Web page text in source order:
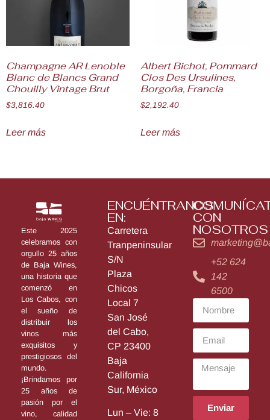
Champagne AR Lenoble
Blanc de Blancs Grand
Chouilly Vintage Brut
$3,816.40
Leer más
Albert Bichot, Pommard
Clos Des Ursulines,
Borgoña, Francia
$2,192.40
Leer más
Este 2025
celebramos con
orgullo 25 años
de Baja Wines,
una historia que
comenzó en
Los Cabos, con
el sueño de
distribuir los
vinos más
exquisitos y
prestigiosos del
mundo.
¡Brindamos por
25 años de
pasión por el
vino, calidad
ENCUÉNTRANOS
EN:
Carretera
Tranpeninsular
S/N
Plaza
Chicos
Local 7
San José
del Cabo,
CP 23400
Baja
California
Sur, México
Lun – Vie: 8
CON
NOSOTROS
+52 624
142
6500
Enviar